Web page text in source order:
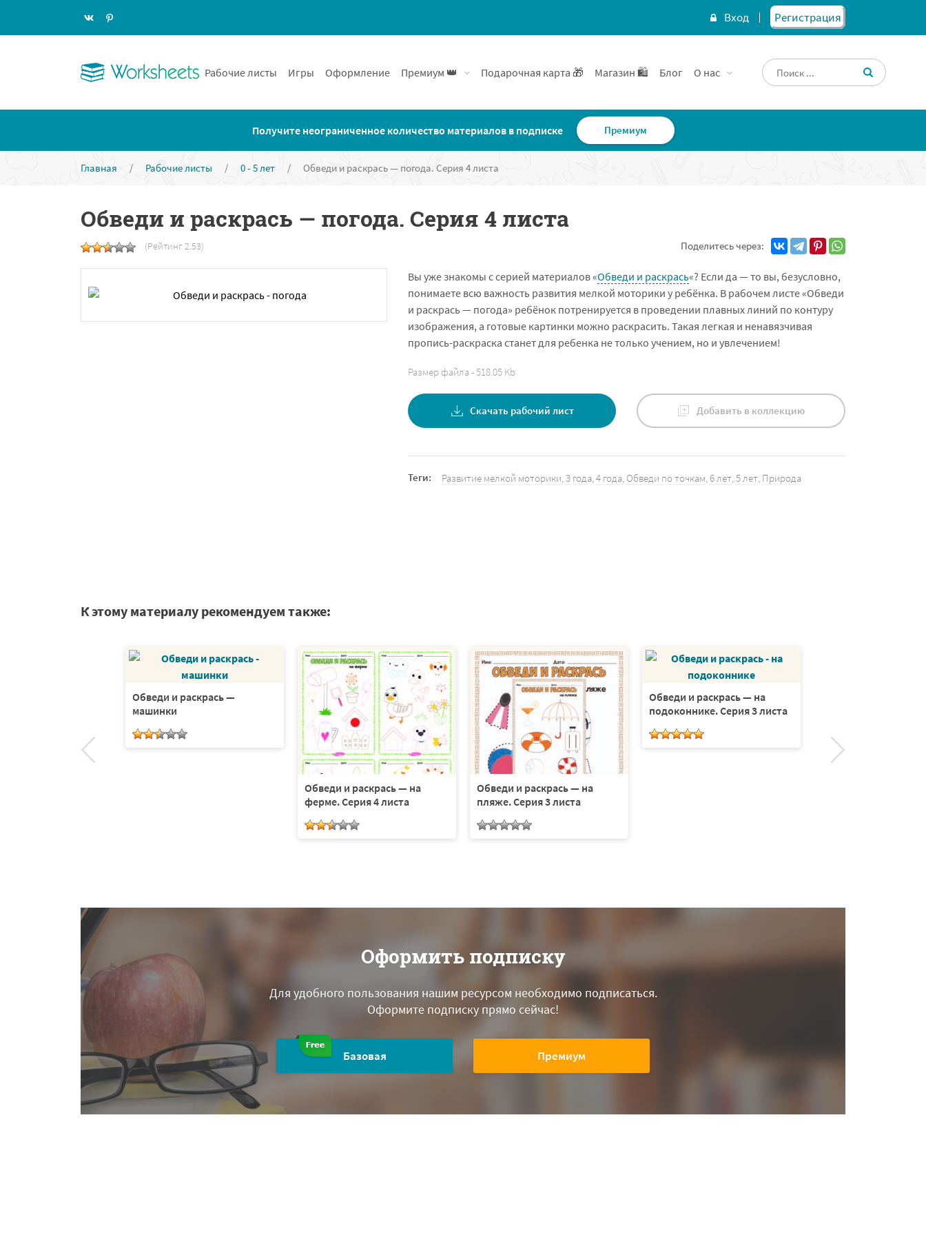
Вход Регистрация
Рабочие листы Игры Оформление Премиум 👑 Подарочная карта 🎁 Магазин 🛍️ Блог О нас
Получите неограниченное количество материалов в подписке Премиум
Главная / Рабочие листы / 0 - 5 лет / Обведи и раскрась — погода. Серия 4 листа
Обведи и раскрась — погода. Серия 4 листа
(Рейтинг 2.53) Поделитесь через:
Вы уже знакомы с серией материалов «Обведи и раскрась«? Если да — то вы, безусловно,
понимаете всю важность развития мелкой моторики у ребёнка. В рабочем листе «Обведи
и раскрась — погода» ребёнок потренируется в проведении плавных линий по контуру
изображения, а готовые картинки можно раскрасить. Такая легкая и ненавязчивая
пропись-раскраска станет для ребенка не только учением, но и увлечением!
Размер файла - 518.05 Kb
Скачать рабочий лист Добавить в коллекцию
Теги: Развитие мелкой моторики,3 года,4 года, Обведи по точкам,6 лет,5 лет, Природа
К этому материалу рекомендуем также:
Обведи и раскрась —
машинки
Обведи и раскрась — на
ферме. Серия 4 листа
Обведи и раскрась — на
пляже. Серия 3 листа
Обведи и раскрась — на
подоконнике. Серия 3 листа
Оформить подписку
Для удобного пользования нашим ресурсом необходимо подписаться.
Оформите подписку прямо сейчас!
Базовая Премиум